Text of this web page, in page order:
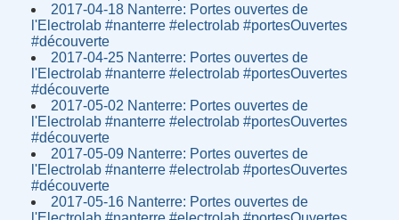
2017-04-18 Nanterre: Portes ouvertes de
l'Electrolab #nanterre #electrolab #portesOuvertes
#découverte
2017-04-25 Nanterre: Portes ouvertes de
l'Electrolab #nanterre #electrolab #portesOuvertes
#découverte
2017-05-02 Nanterre: Portes ouvertes de
l'Electrolab #nanterre #electrolab #portesOuvertes
#découverte
2017-05-09 Nanterre: Portes ouvertes de
l'Electrolab #nanterre #electrolab #portesOuvertes
#découverte
2017-05-16 Nanterre: Portes ouvertes de